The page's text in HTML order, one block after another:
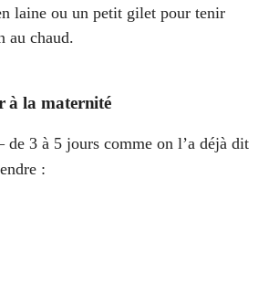
laine ou un petit gilet pour tenir
au chaud.
à la maternité
de 3 à 5 jours comme on l’a déjà dit
: